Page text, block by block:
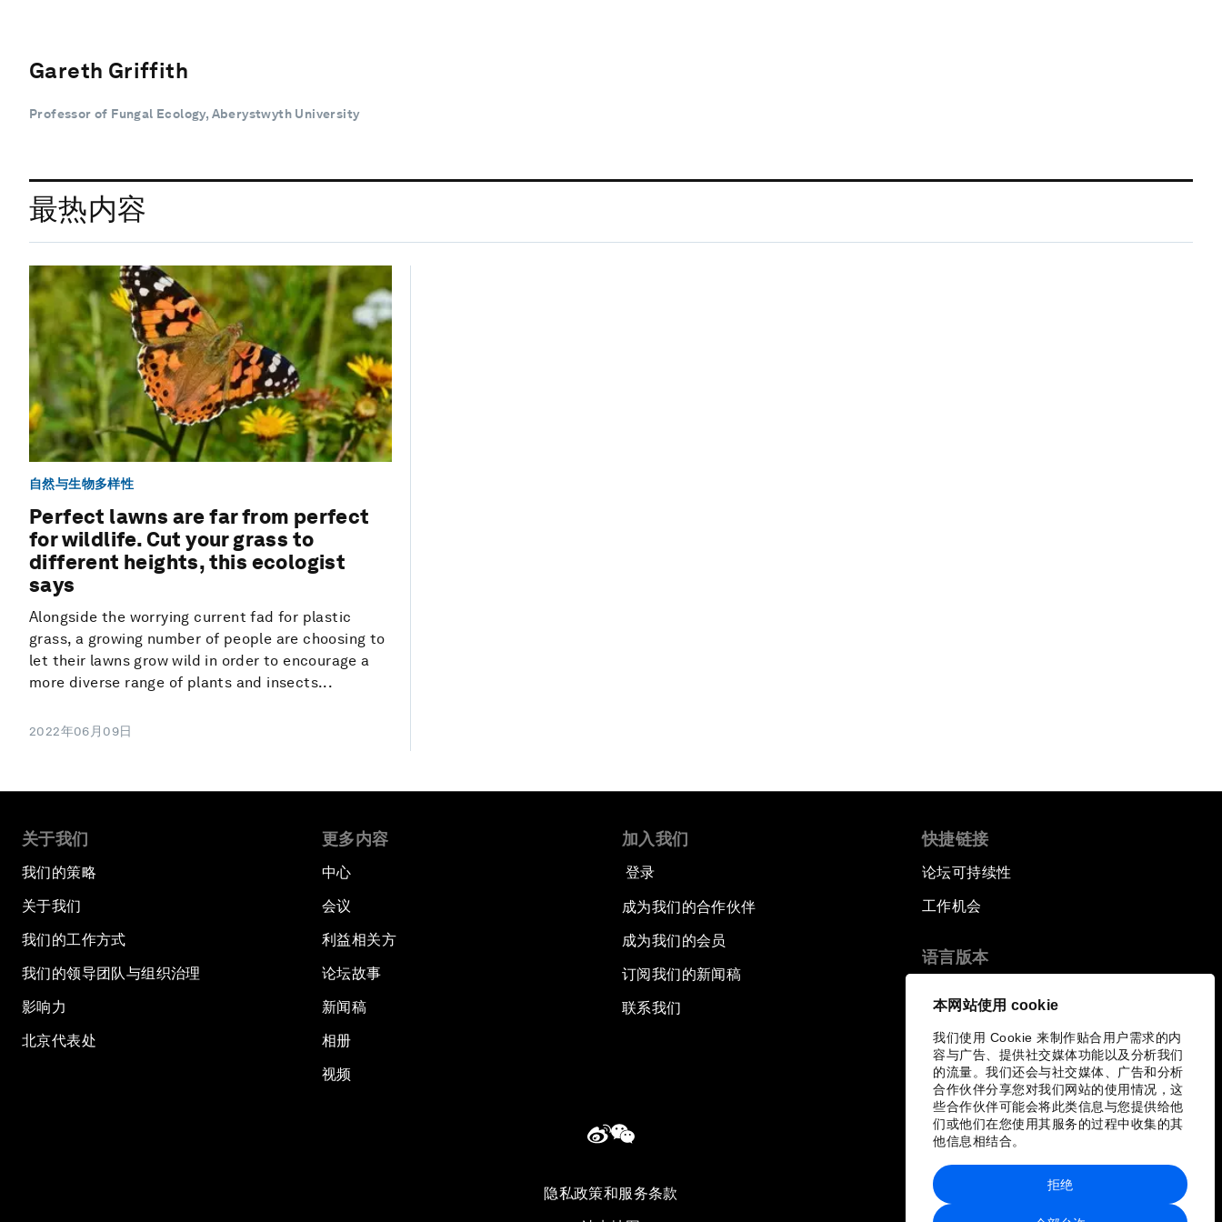
本网站使用 cookie
我们使用 Cookie 来制作贴合用户需求的内
容与广告、提供社交媒体功能以及分析我们
的流量。我们还会与社交媒体、广告和分析
合作伙伴分享您对我们网站的使用情况，这
些合作伙伴可能会将此类信息与您提供给他
们或他们在您使用其服务的过程中收集的其
他信息相结合。
拒绝
Gareth Griffith
Professor of Fungal Ecology, Aberystwyth University
最热内容
自然与生物多样性
Perfect lawns are far from perfect
for wildlife. Cut your grass to
different heights, this ecologist
says
Alongside the worrying current fad for plastic
grass, a growing number of people are choosing to
let their lawns grow wild in order to encourage a
more diverse range of plants and insects...
2022年06月09日
关于我们
我们的策略
关于我们
我们的工作方式
我们的领导团队与组织治理
影响力
北京代表处
更多内容
中心
会议
利益相关方
论坛故事
新闻稿
相册
视频
加入我们
登录
成为我们的合作伙伴
成为我们的会员
订阅我们的新闻稿
联系我们
快捷链接
论坛可持续性
工作机会
语言版本
隐私政策和服务条款